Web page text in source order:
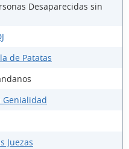
Desaparecidas sin
de Patatas
Genialidad
Juezas